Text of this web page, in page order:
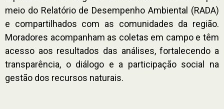
meio do Relatório de Desempenho Ambiental (RADA)
e compartilhados com as comunidades da região.
Moradores acompanham as coletas em campo e têm
acesso aos resultados das análises, fortalecendo a
transparência, o diálogo e a participação social na
gestão dos recursos naturais.